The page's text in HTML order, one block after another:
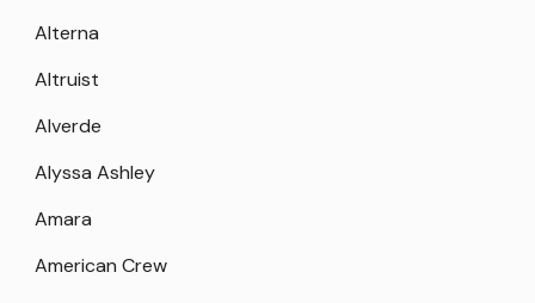
Alterna
Altruist
Alverde
Alyssa Ashley
Amara
American Crew